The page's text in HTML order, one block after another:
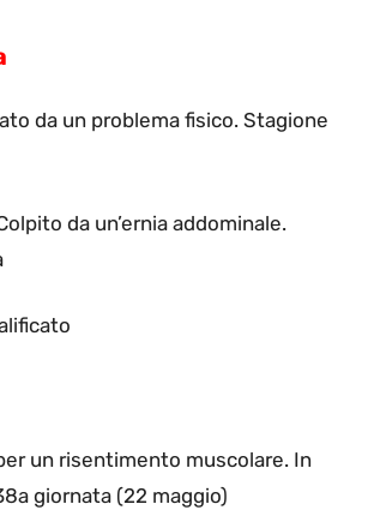
da un problema fisico. Stagione
da un’ernia addominale.
un risentimento muscolare. In
giornata (22 maggio)